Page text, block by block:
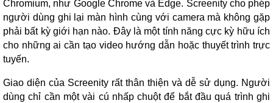
Chromium, như Google Chrome và Edge. Screenity cho phép
người dùng ghi lại màn hình cùng với camera mà không gặp
phải bất kỳ giới hạn nào. Đây là một tính năng cực kỳ hữu ích
cho những ai cần tạo video hướng dẫn hoặc thuyết trình trực
tuyến.
Giao diện của Screenity rất thân thiện và dễ sử dụng. Người
dùng chỉ cần một vài cú nhấp chuột để bắt đầu quá trình ghi